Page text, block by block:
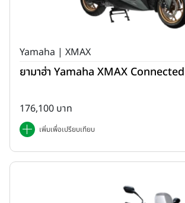
Yamaha | XMAX
ยามาฮ่า Yamaha XMAX
176,100 บาท
เพิ่มเพื่อเปรียบเทียบ